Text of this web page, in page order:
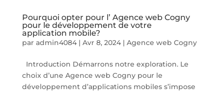
Pourquoi opter pour l’ Agence web Cogny
pour le développement de votre
application mobile?
par admin4084| Avr 8, 2024| Agence web Cogny
Introduction Démarrons notre exploration. Le
choix d’une Agence web Cogny pour le
développement d’applications mobiles s’impose